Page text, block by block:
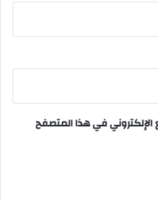
في هذا المتصفح